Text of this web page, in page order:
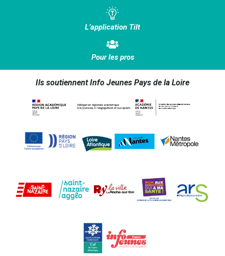
L’application Tilt
Pour les pros
Ils soutiennent Info Jeunes Pays de la Loire